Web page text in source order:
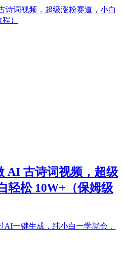
AI 古诗词视频，超级
轻松 10W+（保姆级